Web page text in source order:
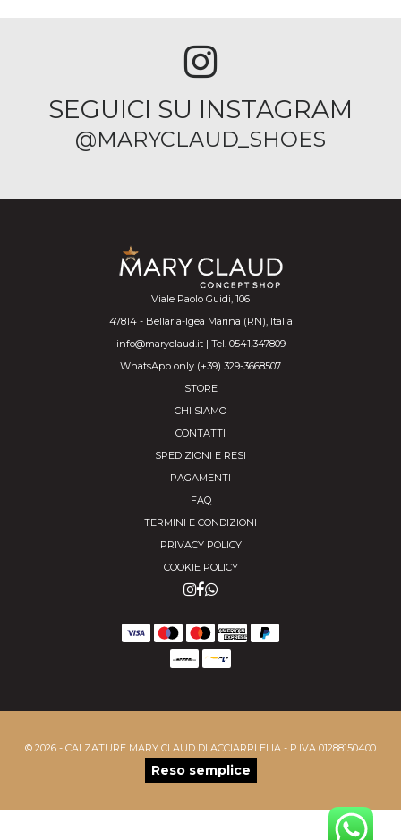
SEGUICI SU INSTAGRAM
@MARYCLAUD_SHOES
Viale Paolo Guidi, 106
47814 - Bellaria-Igea Marina (RN), Italia
info@maryclaud.it | Tel. 0541.347809
WhatsApp only (+39) 329-3668507
STORE
CHI SIAMO
CONTATTI
SPEDIZIONI E RESI
PAGAMENTI
FAQ
TERMINI E CONDIZIONI
PRIVACY POLICY
COOKIE POLICY
© 2026 - CALZATURE MARY CLAUD DI ACCIARRI ELIA - P.IVA 01288150400
Reso semplice